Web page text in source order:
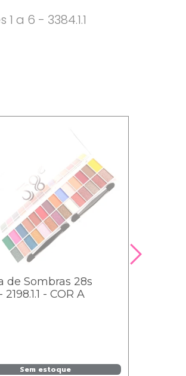
a 6 - 3384.1.1
de Sombras 28s
- COR A
Sem estoque